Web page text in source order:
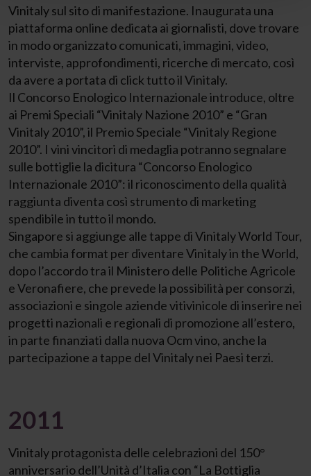
Vinitaly sul sito di manifestazione. Inaugurata una
piattaforma online dedicata ai giornalisti, dove trovare
in modo organizzato comunicati, immagini, video,
interviste, approfondimenti, ricerche di mercato, così
da avere a portata di click tutto il Vinitaly.
Il Concorso Enologico Internazionale introduce, oltre
ai Premi Speciali “Vinitaly Nazione 2010” e “Gran
Vinitaly 2010”, il Premio Speciale “Vinitaly Regione
2010”. I vini vincitori di medaglia potranno segnalare
sulle bottiglie la dicitura “Concorso Enologico
Internazionale 2010”: il riconoscimento della qualità
raggiunta diventa così strumento di marketing
spendibile in tutto il mondo.
Singapore si aggiunge alle tappe di Vinitaly World Tour,
che cambia format per diventare Vinitaly in the World,
dopo l’accordo tra il Ministero delle Politiche Agricole
e Veronafiere, che prevede la possibilità per consorzi,
associazioni e singole aziende vitivinicole di inserire nei
progetti nazionali e regionali di promozione all’estero,
in parte finanziati dalla nuova Ocm vino, anche la
partecipazione a tappe del Vinitaly nei Paesi terzi.
2011
Vinitaly protagonista delle celebrazioni del 150°
anniversario dell’Unità d’Italia con “La Bottiglia